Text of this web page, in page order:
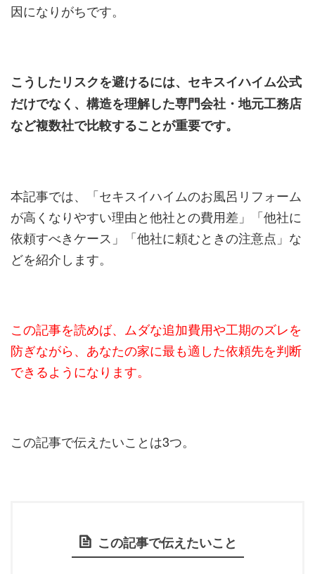
因になりがちです。
こうしたリスクを避けるには、セキスイハイム公式
だけでなく、構造を理解した専門会社・地元工務店
など複数社で比較することが重要です。
本記事では、「セキスイハイムのお風呂リフォーム
が高くなりやすい理由と他社との費用差」「他社に
依頼すべきケース」「他社に頼むときの注意点」な
どを紹介します。
この記事を読めば、ムダな追加費用や工期のズレを
防ぎながら、あなたの家に最も適した依頼先を判断
できるようになります。
この記事で伝えたいことは3つ。
この記事で伝えたいこと